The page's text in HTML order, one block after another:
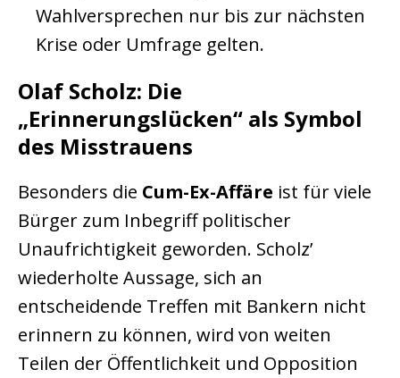
Wahlversprechen nur bis zur nächsten
Krise oder Umfrage gelten.
Olaf Scholz: Die
„Erinnerungslücken“ als Symbol
des Misstrauens
Besonders die Cum-Ex-Affäre ist für viele
Bürger zum Inbegriff politischer
Unaufrichtigkeit geworden. Scholz’
wiederholte Aussage, sich an
entscheidende Treffen mit Bankern nicht
erinnern zu können, wird von weiten
Teilen der Öffentlichkeit und Opposition